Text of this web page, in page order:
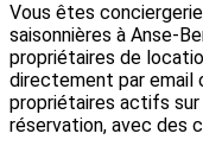
Vous êtes
saisonnières à Anse-
propriétaires de
directement par email
propriétaires actifs
réservation, avec des